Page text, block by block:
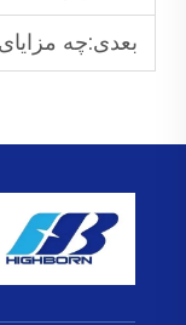
بعدی:چه مزایای